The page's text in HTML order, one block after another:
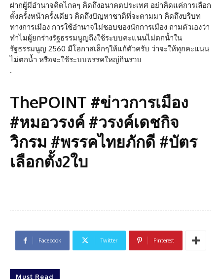
ฝากผู้มีอำนาจคิดไกลๆ คิดถึงอนาคตประเทศ อย่าคิดแค่การเลือก
ตั้งครั้งหน้าครั้งเดียว คิดถึงปัญหาชาติที่จะตามมา คิดถึงบริบท
ทางการเมือง การใช้อำนาจไม่ชอบของนักการเมือง ถามตัวเองว่า
ทำไมผู้ยกร่างรัฐธรรมนูญถึงใช้ระบบคะแนนไม่ตกน้ำใน
รัฐธรรมนูญ 2560 มีโอกาสเล็กๆให้แก้ตัวครับ ว่าจะให้ทุกคะแนน
ไม่ตกน้ำ หรือจะใช้ระบบพรรคใหญ่กินรวบ
.
ThePOINT #ข่าวการเมือง
#หมอวรงค์ #วรงค์เดชกิจ
วิกรม #พรรคไทยภักดี #บัตร
เลือกตั้ง2ใบ
Facebook Twitter Pinterest
Must Read